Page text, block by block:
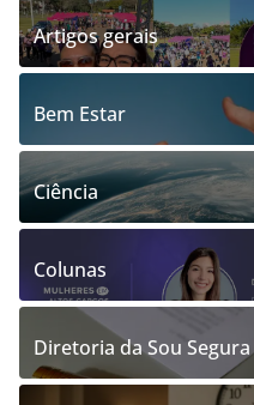
Artigos gerais
Bem Estar
Ciência
Colunas
Diretoria da Sou Segura